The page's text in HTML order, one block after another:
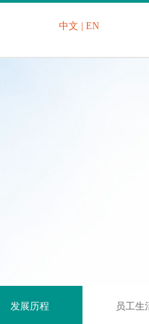
中文 EN
发展历程 员工生